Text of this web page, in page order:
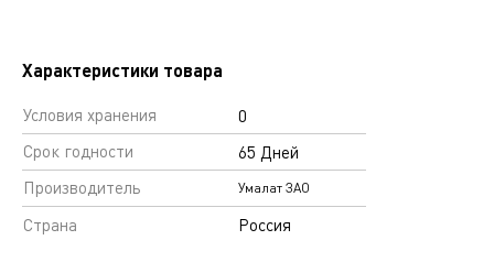
Характеристики товара
Условия хранения
0
Срок годности
65 Дней
Производитель
Умалат ЗАО
Страна Россия